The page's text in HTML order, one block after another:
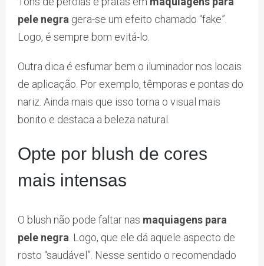
pele negra gera-se um efeito chamado “fake”.
Logo, é sempre bom evitá-lo.
Outra dica é esfumar bem o iluminador nos locais
de aplicação. Por exemplo, têmporas e pontas do
nariz. Ainda mais que isso torna o visual mais
bonito e destaca a beleza natural.
Opte por blush de cores
mais intensas
O blush não pode faltar nas maquiagens para
pele negra . Logo, que ele dá aquele aspecto de
rosto “saudável”. Nesse sentido o recomendado